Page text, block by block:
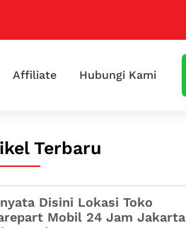
Affiliate Hubungi Kami
Terbaru
Disini Lokasi Toko
Mobil 24 Jam Jakarta